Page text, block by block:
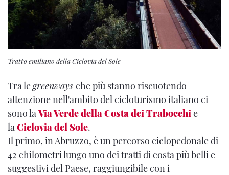
Tratto emiliano della Ciclovia del Sole
Tra legreenways che più stanno riscuotendo
attenzione nell'ambito del cicloturismo italiano ci
sono laVia Verde della Costa dei Trabocchi e
la Ciclovia del Sole.
Il primo, in Abruzzo, è un percorso ciclopedonale di
42 chilometri lungo uno dei tratti di costa più belli e
suggestivi del Paese, raggiungibile con i